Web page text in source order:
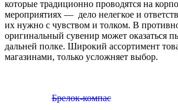
которые традиционно проводятся на
мероприятиях — дело нелегкое и
их нужно с чувством и толком. В
оригинальный сувенир может оказаться
дальней полке. Широкий ассортимент
магазинами, только усложняет выбор.
Брелок-компас